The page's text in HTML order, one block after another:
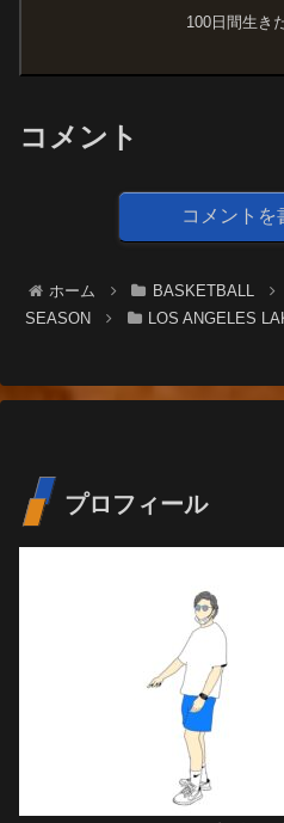
100日間生き
コメント
コメントを
ホーム BASKETBALL
SEASON
LOS ANGELES
プロフィール